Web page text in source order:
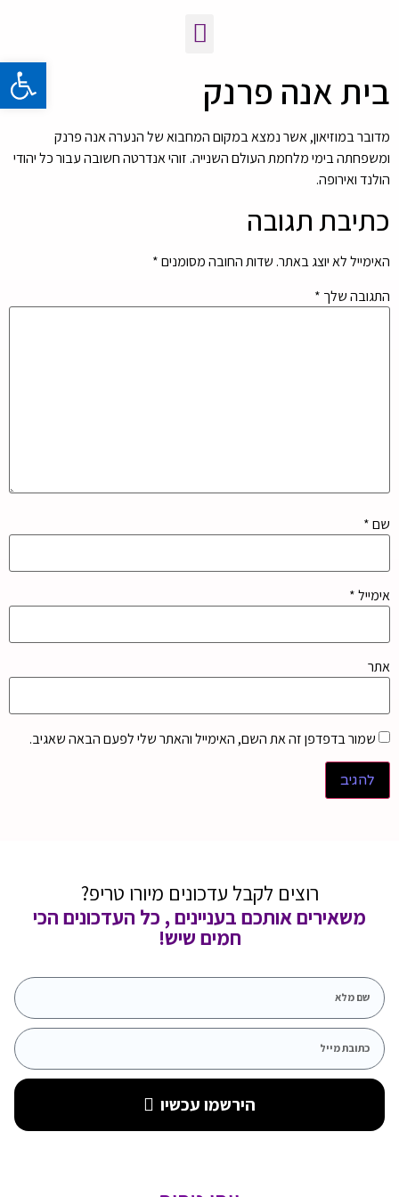
בית אנה פרנק
מדובר במוזיאון, אשר נמצא במקום המחבוא של הנערה אנה פרנק
ומשפחתה בימי מלחמת העולם השנייה. זוהי אנדרטה חשובה עבור כל יהודי
הולנד ואירופה.
כתיבת תגובה
האימייל לא יוצג באתר. שדות החובה מסומנים*
התגובה שלך *
שם*
אימייל*
אתר
שמור בדפדפן זה את השם, האימייל והאתר שלי לפעם הבאה שאגיב.
רוצים לקבל עדכונים מיורו טריפ?
משאירים אותכם בעניינים , כל העדכונים הכי
חמים שיש!
הירשמו עכשיו